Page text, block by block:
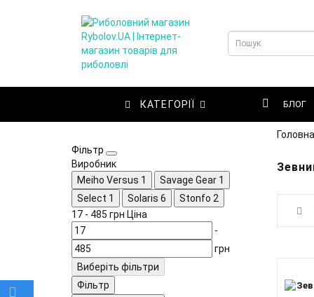
КАТЕГОРІЇ БЛОГ
Фільтр
Виробник
Meiho Versus 1 Savage Gear 1
Select 1 Solaris 6 Stonfo 2
17 - 485 грн Ціна
-
грн
Виберіть фільтри
Фільтр
Головна